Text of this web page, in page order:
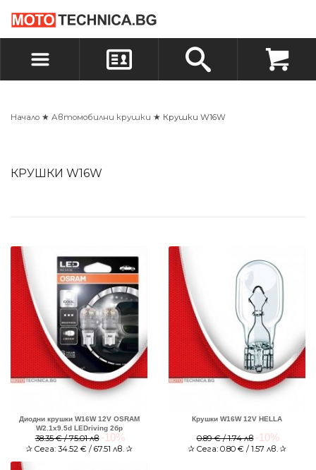
ВХОД
БЪРЗА ПОРЪЧКА ПОРЪЧКА
Начало ★ Автомобилни крушки ★ Крушки W16W
КРУШКИ W16W
Диодни крушки W16W 12V OSRAM
W2.1x9.5d LEDriving 2бр
38.35 € / 75.01 лв -10%
✰ Сега: 34.52 € / 67.51 лв.✰
Крушки W16W 12V HELLA
0.89 € / 1.74 лв -10%
✰ Сега: 0.80 € / 1.57 лв.✰